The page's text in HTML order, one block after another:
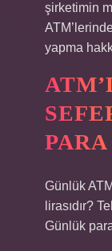
şirketimin
yapma
Günlük
lirasıdır?
Günlük